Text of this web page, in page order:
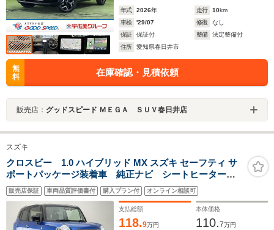
年式 2026年 走行 10km
車検
'29/07 修復
なし
保証
保証付 整備
法定整備付
住所
愛知県春日井市
無
料
在庫確認・見積依頼
販売店： グッドスピード ＭＥＧＡ ＳＵＶ春日井店
スズキ
クロスビー 1.0 ハイブリッド MX スズキ セーフティ サ
ポートパッケージ装着車 純正ナビ シートヒーター
ETC 禁煙 バックカメラ ドラレコ パドルシフト
フルセグTV デュアルセンサーブレーキ 衝突軽減
LEDオートライト パーキングセンサー 純正フロアマ
ット ツートンカラー
販売店保証 車両品質評価書付 購入プラン付 オンライン相談可
支払総額
118.9万円
本体価格
110.7万円